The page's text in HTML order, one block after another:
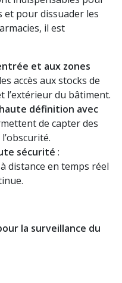
et pour dissuader les
il est
et aux zones
accès aux stocks de
l’extérieur du bâtiment.
définition avec
de capter des
sécurité :
distance en temps réel
la surveillance du